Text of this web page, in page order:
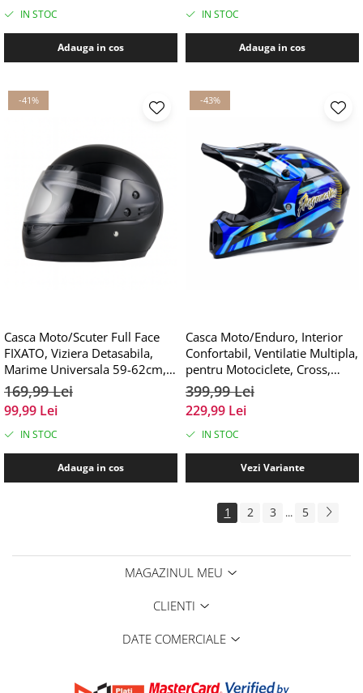
IN STOC
Adauga in cos
IN STOC
Adauga in cos
-41%
Casca Moto/Scuter Full Face
FIXATO, Viziera Detasabila,
Marime Universala 59-62cm,
Negru Lucios
169,99 Lei
99,99 Lei
IN STOC
Adauga in cos
-43%
Casca Moto/Enduro, Interior
Confortabil, Ventilatie Multipla,
pentru Motociclete, Cross,
Enduro, ATV, Dirt Bike, FIXATO,
Marime XL, Albastru
399,99 Lei
229,99 Lei
IN STOC
Vezi Variante
1 2 3 ... 5
MAGAZINUL MEU
CLIENTI
DATE COMERCIALE